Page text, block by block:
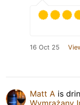
16 Oct 25
Matt A is
Wymrażany